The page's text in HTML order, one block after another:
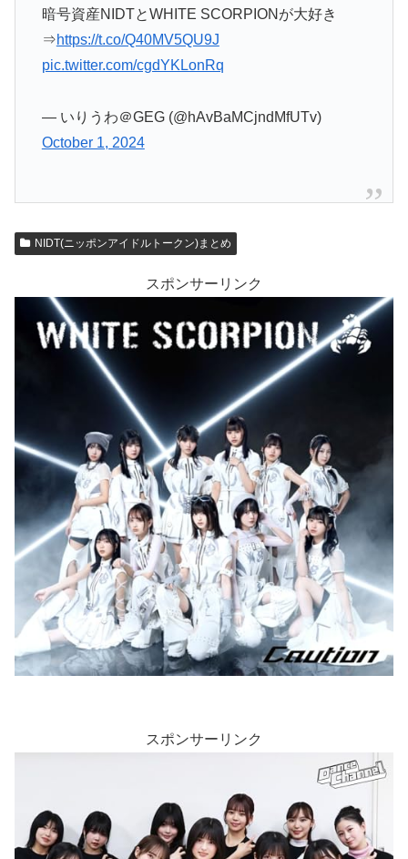
暗号資産NIDTとWHITE SCORPIONが大好き
⇒https://t.co/Q40MV5QU9J
pic.twitter.com/cgdYKLonRq
— いりうわ＠GEG (@hAvBaMCjndMfUTv)
October 1, 2024
NIDT(ニッポンアイドルトークン)まとめ
スポンサーリンク
スポンサーリンク